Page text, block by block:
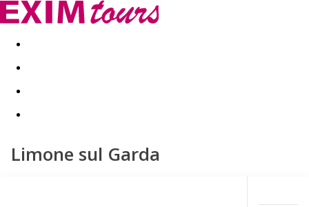
Akční nabídky Last minute
Limone sul Garda